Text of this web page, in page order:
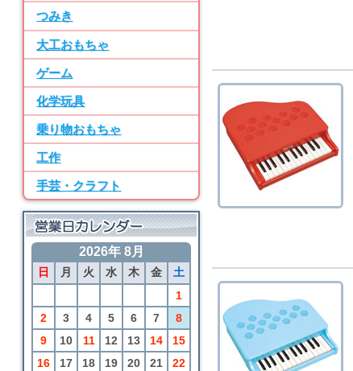
7位
BRIO
50ピース追加レールセ
ット
8位
SayWoodwork
SWM-2 ままごとキッ
チン パーツ・水道
9位
BRIO
アニマルファームセッ
ト
10位
BRIO
つみき
大工おもちゃ
ゲーム
化学玩具
乗り物おもちゃ
工作
手芸・クラフト
2026年 8月
日 月 火 水 木 金
土
1
2
3 4 5 6 7
8
9
10 11 12 13 14
15
16
17 18 19 20 21
22